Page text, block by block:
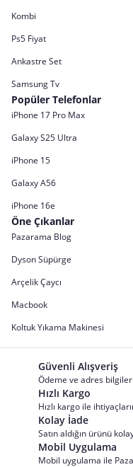
Kombi
Ps5 Fiyat
Ankastre Set
Samsung Tv
Popüler Telefonlar
iPhone 17 Pro Max
Galaxy S25 Ultra
iPhone 15
Galaxy A56
iPhone 16e
Öne Çıkanlar
Pazarama Blog
Dyson Süpürge
Arçelik Çaycı
Macbook
Koltuk Yıkama Makinesi
Güvenli Alışveriş
Ödeme ve adres
Hızlı Kargo
Hızlı kargo ile
Kolay İade
Satın aldığın ürünü
Mobil Uygulama
Mobil uygulama ile